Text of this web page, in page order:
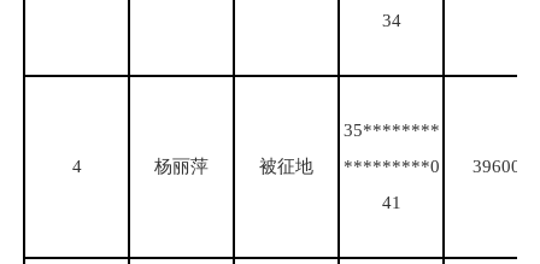
34
4 杨丽萍 被征地
35********
*********0
41
39600